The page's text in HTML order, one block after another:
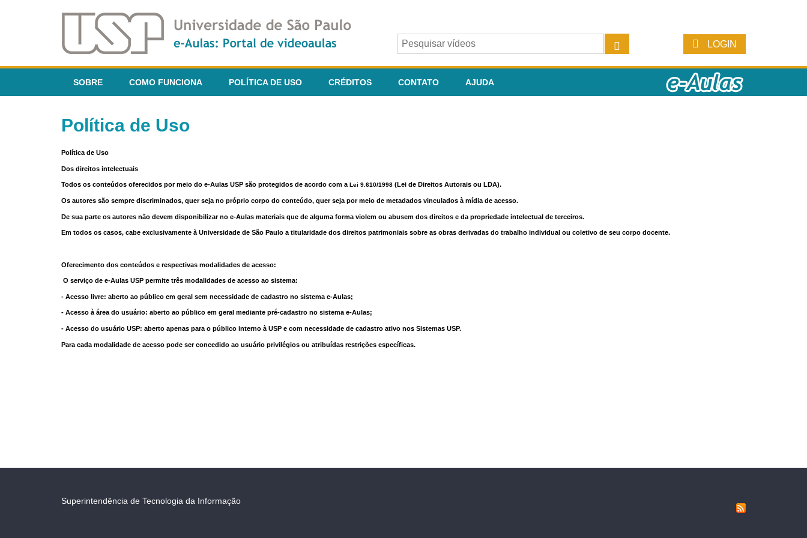
LOGIN
SOBRE COMO FUNCIONA POLÍTICA DE USO CRÉDITOS CONTATO AJUDA
Política de Uso
Política de Uso
Dos direitos intelectuais
Todos os conteúdos oferecidos por meio do e-Aulas USP são protegidos de acordo com a Lei 9.610/1998 (Lei de Direitos Autorais ou LDA).
Os autores são sempre discriminados, quer seja no próprio corpo do conteúdo, quer seja por meio de metadados vinculados à mídia de acesso.
De sua parte os autores não devem disponibilizar no e-Aulas materiais que de alguma forma violem ou abusem dos direitos e da propriedade intelectual de terceiros.
Em todos os casos, cabe exclusivamente à Universidade de São Paulo a titularidade dos direitos patrimoniais sobre as obras derivadas do trabalho individual ou coletivo de seu corpo docente.
Oferecimento dos conteúdos e respectivas modalidades de acesso:
O serviço de e-Aulas USP permite três modalidades de acesso ao sistema:
- Acesso livre: aberto ao público em geral sem necessidade de cadastro no sistema e-Aulas;
- Acesso à área do usuário: aberto ao público em geral mediante pré-cadastro no sistema e-Aulas;
- Acesso do usuário USP: aberto apenas para o público interno à USP e com necessidade de cadastro ativo nos Sistemas USP.
Para cada modalidade de acesso pode ser concedido ao usuário privilégios ou atribuídas restrições específicas.
Superintendência de Tecnologia da Informação